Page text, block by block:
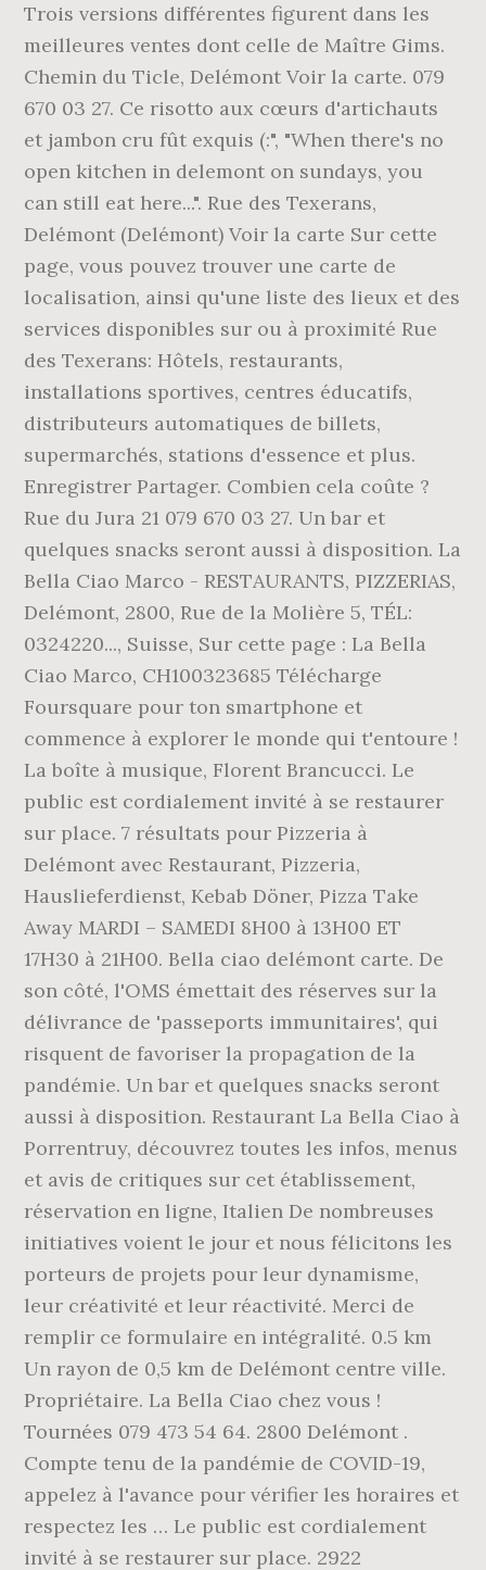
Trois versions différentes figurent dans les
meilleures ventes dont celle de Maître Gims.
Chemin du Ticle, Delémont Voir la carte. 079
670 03 27. Ce risotto aux cœurs d'artichauts
et jambon cru fût exquis (:", "When there's no
open kitchen in delemont on sundays, you
can still eat here...". Rue des Texerans,
Delémont (Delémont) Voir la carte Sur cette
page, vous pouvez trouver une carte de
localisation, ainsi qu'une liste des lieux et des
services disponibles sur ou à proximité Rue
des Texerans: Hôtels, restaurants,
installations sportives, centres éducatifs,
distributeurs automatiques de billets,
supermarchés, stations d'essence et plus.
Enregistrer Partager. Combien cela coûte ?
Rue du Jura 21 079 670 03 27. Un bar et
quelques snacks seront aussi à disposition. La
Bella Ciao Marco - RESTAURANTS, PIZZERIAS,
Delémont, 2800, Rue de la Molière 5, TÉL:
0324220..., Suisse, Sur cette page : La Bella
Ciao Marco, CH100323685 Télécharge
Foursquare pour ton smartphone et
commence à explorer le monde qui t'entoure !
La boîte à musique, Florent Brancucci. Le
public est cordialement invité à se restaurer
sur place. 7 résultats pour Pizzeria à
Delémont avec Restaurant, Pizzeria,
Hauslieferdienst, Kebab Döner, Pizza Take
Away MARDI – SAMEDI 8H00 à 13H00 ET
17H30 à 21H00. Bella ciao delémont carte. De
son côté, l'OMS émettait des réserves sur la
délivrance de 'passeports immunitaires', qui
risquent de favoriser la propagation de la
pandémie. Un bar et quelques snacks seront
aussi à disposition. Restaurant La Bella Ciao à
Porrentruy, découvrez toutes les infos, menus
et avis de critiques sur cet établissement,
réservation en ligne, Italien De nombreuses
initiatives voient le jour et nous félicitons les
porteurs de projets pour leur dynamisme,
leur créativité et leur réactivité. Merci de
remplir ce formulaire en intégralité. 0.5 km
Un rayon de 0,5 km de Delémont centre ville.
Propriétaire. La Bella Ciao chez vous !
Tournées 079 473 54 64. 2800 Delémont .
Compte tenu de la pandémie de COVID-19,
appelez à l'avance pour vérifier les horaires et
respectez les … Le public est cordialement
invité à se restaurer sur place. 2922